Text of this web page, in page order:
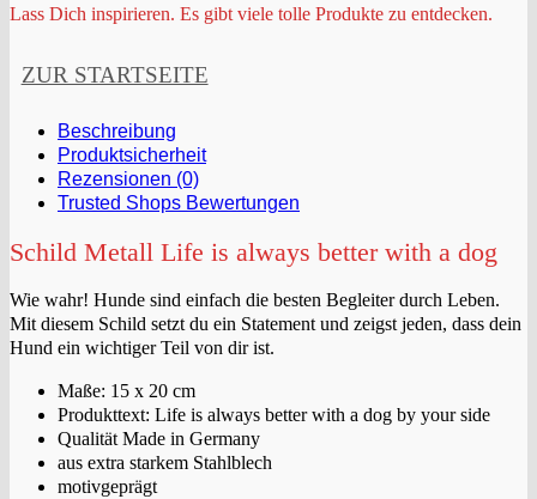
Lass Dich inspirieren. Es gibt viele tolle Produkte zu entdecken.
ZUR STARTSEITE
Beschreibung
Produktsicherheit
Rezensionen (0)
Trusted Shops Bewertungen
Schild Metall Life is always better with a dog
Wie wahr! Hunde sind einfach die besten Begleiter durch Leben.
Mit diesem Schild setzt du ein Statement und zeigst jeden, dass dein
Hund ein wichtiger Teil von dir ist.
Maße: 15 x 20 cm
Produkttext: Life is always better with a dog by your side
Qualität Made in Germany
aus extra starkem Stahlblech
motivgeprägt